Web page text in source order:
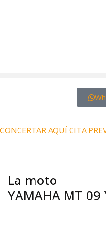
CONCERTARAQUÍCITA
La moto
YAMAHA MT 09